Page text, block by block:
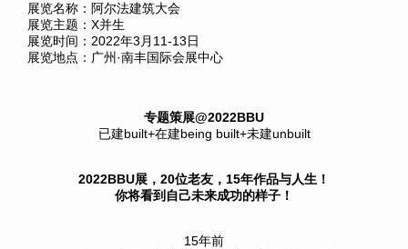
展览名称：阿尔法建筑大会
展览主题：X并生
展览时间：2022年3月11-13日
展览地点：广州·南丰国际会展中心
专题策展@2022BBU
已建built+在建being built+未建unbuilt
2022BBU展，20位老友，15年作品与人生！
你将看到自己未来成功的样子！
15年前